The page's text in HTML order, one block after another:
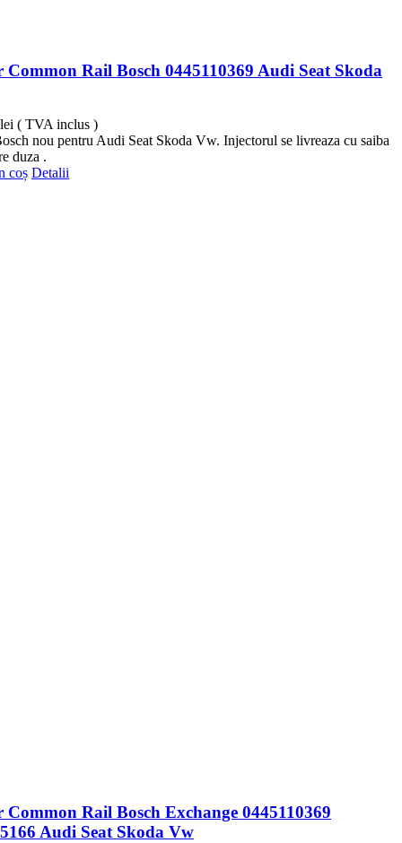
Common Rail Bosch 0445110369 Audi Seat Skoda
lei ( TVA inclus )
nou pentru Audi Seat Skoda Vw. Injectorul se livreaza cu saiba
duza .
coș Detalii
Common Rail Bosch Exchange 0445110369
Audi Seat Skoda Vw